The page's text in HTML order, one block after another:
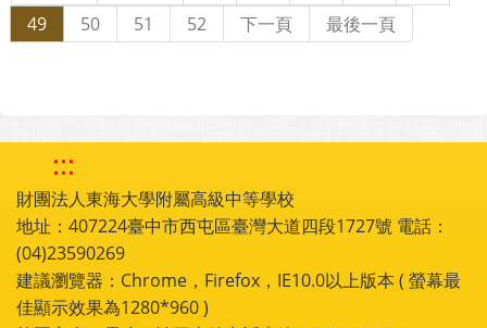
49
50 51 52 下一頁 最後一頁
:::
財團法人東海大學附屬高級中等學校
地址：407224臺中市西屯區臺灣大道四段1727號 電話：
(04)23590269
建議瀏覽器：Chrome，Firefox，IE10.0以上版本 ( 螢幕最
佳顯示效果為1280*960 )